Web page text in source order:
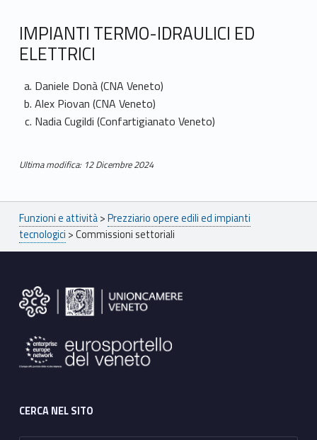
IMPIANTI TERMO-IDRAULICI ED
ELETTRICI
Daniele Donà (CNA Veneto)
Alex Piovan (CNA Veneto)
Nadia Cugildi (Confartigianato Veneto)
Ultima modifica: 12 Dicembre 2024
Skip back to main navigation
Breadcrumbs navigation
Funzioni e attività>Prezziario opere edili ed impianti
tecnologici >Commissioni settoriali
CERCA NEL SITO
Ricerca per: